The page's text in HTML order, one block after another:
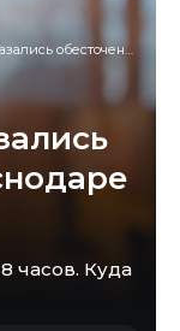
в Краснодаре с утра 31 октября
часов. Куда